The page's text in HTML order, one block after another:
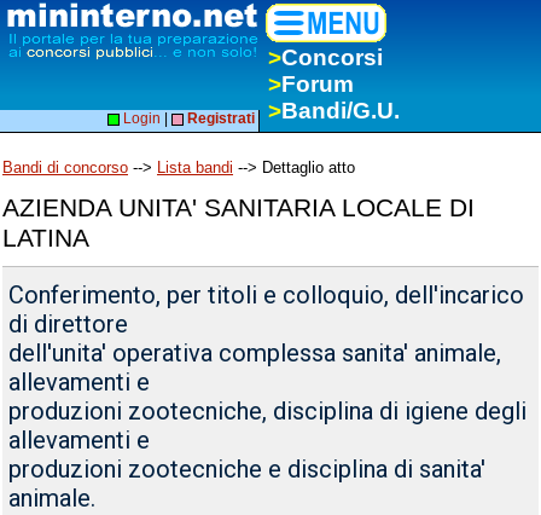
>Concorsi
>Forum
>Bandi/G.U.
Login Registrati
Bandi di concorso --> Lista bandi --> Dettaglio atto
AZIENDA UNITA' SANITARIA LOCALE DI
LATINA
Conferimento, per titoli e colloquio, dell'incarico
di direttore
dell'unita' operativa complessa sanita' animale,
allevamenti e
produzioni zootecniche, disciplina di igiene degli
allevamenti e
produzioni zootecniche e disciplina di sanita'
animale.